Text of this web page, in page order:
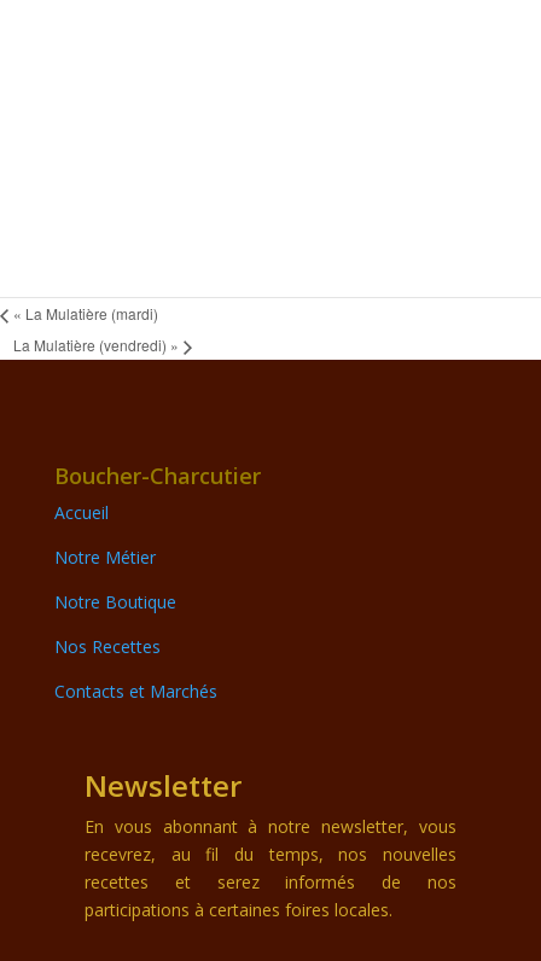
« La Mulatière (mardi)
La Mulatière (vendredi) »
Boucher-Charcutier
Accueil
Notre Métier
Notre Boutique
Nos Recettes
Contacts et Marchés
Newsletter
En vous abonnant à notre newsletter, vous
recevrez, au fil du temps, nos nouvelles
recettes et serez informés de nos
participations à certaines foires locales.